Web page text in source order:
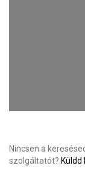
Nincsen a
szolgáltatót? Küldd